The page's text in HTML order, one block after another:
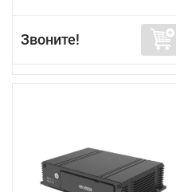
Звоните!